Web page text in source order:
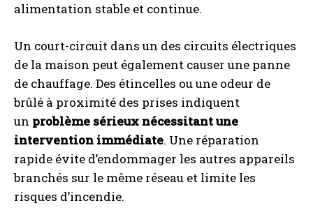
alimentation stable et continue.
Un court-circuit dans un des circuits électriques
de la maison peut également causer une panne
de chauffage. Des étincelles ou une odeur de
brûlé à proximité des prises indiquent
un problème sérieux nécessitant une
intervention immédiate. Une réparation
rapide évite d’endommager les autres appareils
branchés sur le même réseau et limite les
risques d’incendie.